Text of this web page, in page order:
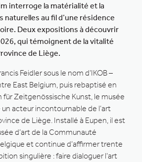
interroge la matérialité et la
naturelles au fil d’une résidence
Deux expositions à découvrir
qui témoignent de la vitalité
de Liège.
Feidler sous le nom d’IKOB –
East Belgium, puis rebaptisé en
für Zeitgenössische Kunst, le musée
acteur incontournable de l’art
de Liège. Installé à Eupen, il est
d’art de la Communauté
et continue d’affirmer trente
singulière : faire dialoguer l’art